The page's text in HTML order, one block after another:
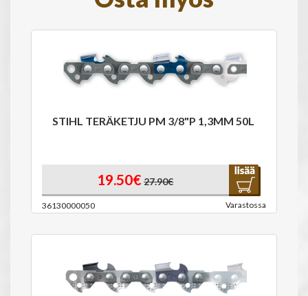
STIHL TERÄKETJU PM 3/8"P 1,3MM 50L
19.50€ 27.90€
36130000050 Varastossa